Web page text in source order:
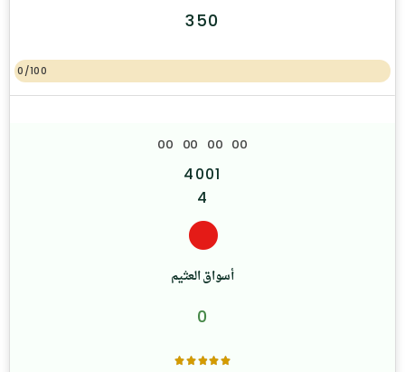
350
0/100
أسواق العثيم
0
00 00 00 00
4001
4